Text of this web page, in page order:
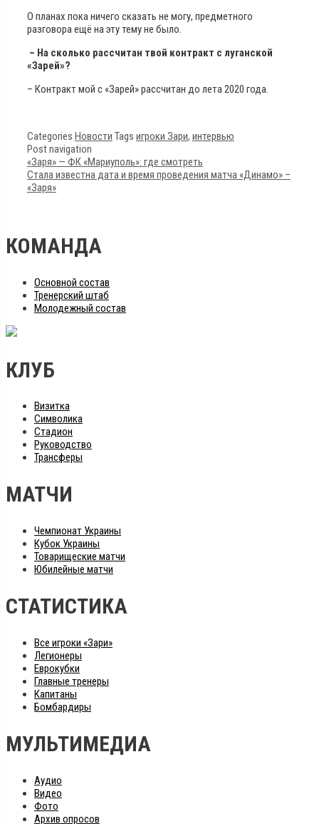
О планах пока ничего сказать не могу, предметного
разговора ещё на эту тему не было.
– На сколько рассчитан твой контракт с луганской
«Зарей»?
– Контракт мой с «Зарей» рассчитан до лета 2020 года.
Categories Новости Tags игроки Зари, интервью
Post navigation
«Заря» — ФК «Мариуполь»: где смотреть
Стала известна дата и время проведения матча «Динамо» –
«Заря»
КОМАНДА
Основной состав
Тренерский штаб
Молодежный состав
КЛУБ
Визитка
Символика
Стадион
Руководство
Трансферы
МАТЧИ
Чемпионат Украины
Кубок Украины
Товарищеские матчи
Юбилейные матчи
СТАТИСТИКА
Все игроки «Зари»
Легионеры
Еврокубки
Главные тренеры
Капитаны
Бомбардиры
МУЛЬТИМЕДИА
Аудио
Видео
Фото
Архив опросов